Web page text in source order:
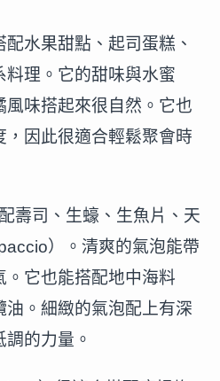
水果甜點、起司蛋糕、
料理。它的甜味與水蜜
味搭起來很自然。它也
，因此很適合輕鬆聚會時
壽司、生蠔、生魚片、天
）。清爽的氣泡能帶
。它也能搭配地中海料
。細緻的氣泡配上有深
的力量。